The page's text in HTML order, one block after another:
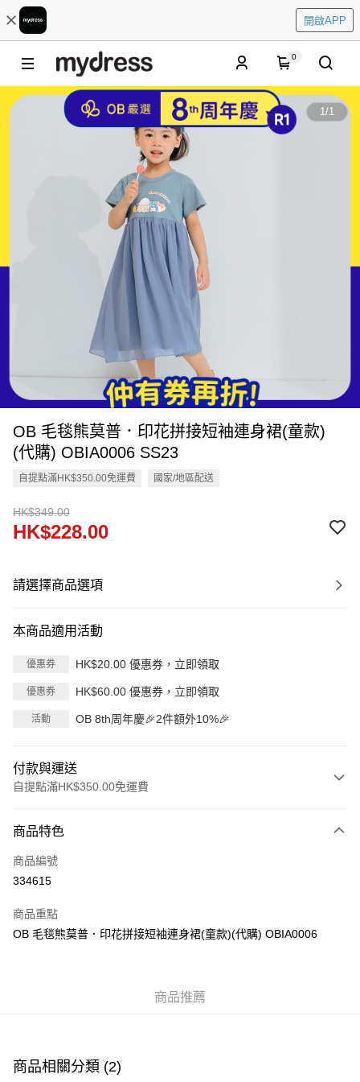
開啟APP
0
1/1
OB 毛毯熊莫普．印花拼接短袖連身裙(童款)
(代購) OBIA0006 SS23
自提點滿HK$350.00免運費 國家/地區配送
HK$349.00
HK$228.00
請選擇商品選項
本商品適用活動
優惠券 HK$20.00 優惠券，立即領取
優惠券 HK$60.00 優惠券，立即領取
活動 OB 8th周年慶🎉2件額外10%🎉
付款與運送
自提點滿HK$350.00免運費
信用卡
Apple Pay
PayMe
付款後順豐站及營業點
商品特色
商品編號
334615
商品重點
OB 毛毯熊莫普．印花拼接短袖連身裙(童款)(代購) OBIA0006
商品推薦
商品相關分類 (2)